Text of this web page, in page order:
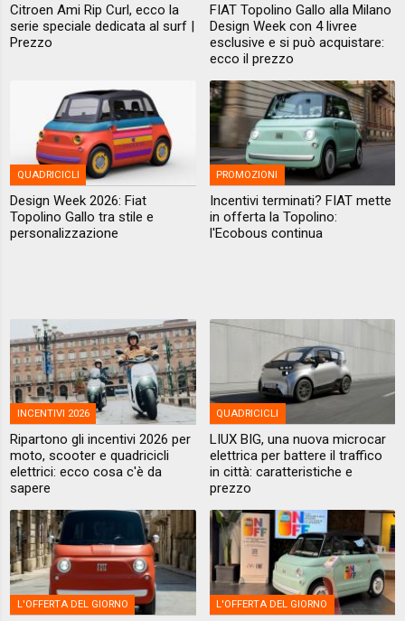
Citroen Ami Rip Curl, ecco la
serie speciale dedicata al surf |
Prezzo
FIAT Topolino Gallo alla Milano
Design Week con 4 livree
esclusive e si può acquistare:
ecco il prezzo
QUADRICICLI
Design Week 2026: Fiat
Topolino Gallo tra stile e
personalizzazione
PROMOZIONI
Incentivi terminati? FIAT mette
in offerta la Topolino:
l'Ecobous continua
INCENTIVI 2026
Ripartono gli incentivi 2026 per
moto, scooter e quadricicli
elettrici: ecco cosa c'è da
sapere
QUADRICICLI
LIUX BIG, una nuova microcar
elettrica per battere il traffico
in città: caratteristiche e
prezzo
L'OFFERTA DEL GIORNO L'OFFERTA DEL GIORNO